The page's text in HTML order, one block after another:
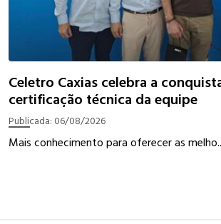
Celetro Caxias celebra a
certificação técnica da equipe
Publicada: 06/08/2026
Mais conhecimento para oferecer as